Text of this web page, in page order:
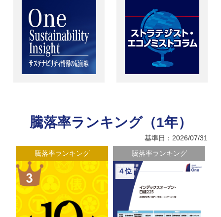
騰落率ランキング（1年）
基準日：2026/07/31
騰落率ランキング
騰落率ランキング
４位